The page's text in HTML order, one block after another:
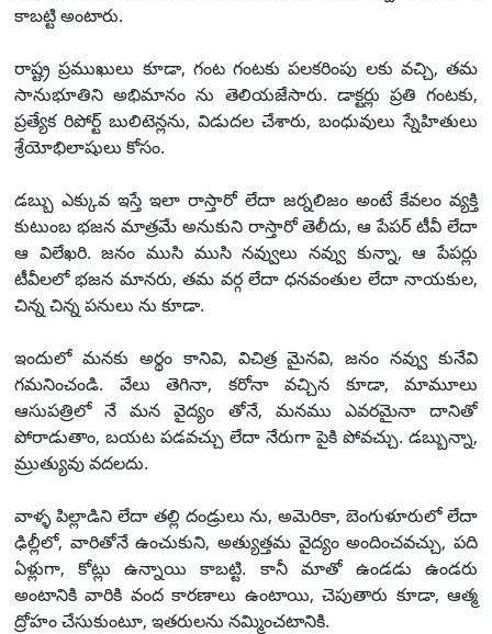
కాబట్టి అంటారు.
రాష్ట్ర ప్రముఖులు కూడా, గంట గంటకు పలకరింపు లకు వచ్చి, తమ
సానుభూతిని అభిమానం ను తెలియజేసారు. డాక్టర్లు ప్రతి గంటకు,
ప్రత్యేక రిపోర్ట్ బులిటెన్లను, విడుదల చేశారు, బంధువులు స్నేహితులు
శ్రేయోభిలాషులు కోసం.
డబ్బు ఎక్కువ ఇస్తే ఇలా రాస్తారో లేదా జర్నలిజం అంటే కేవలం వ్యక్తి
కుటుంబ భజన మాత్రమే అనుకుని రాస్తారో తెలీదు, ఆ పేపర్ టీవీ లేదా
ఆ విలేఖరి. జనం ముసి ముసి నవ్వులు నవ్వు కున్నా, ఆ పేపర్లు
టీవీలలో భజన మానరు, తమ వర్గ లేదా ధనవంతుల లేదా నాయకుల,
చిన్న చిన్న పనులు ను కూడా.
ఇందులో మనకు అర్థం కానివి, విచిత్ర మైనవి, జనం నవ్వు కునేవి
గమనించండి. వేలు తెగినా, కరోనా వచ్చిన కూడా, మామూలు
ఆసుపత్రిలో నే మన వైద్యం తోనే, మనము ఎవరమైనా దానితో
పోరాడుతాం, బయట పడవచ్చు లేదా నేరుగా పైకి పోవచ్చు. డబ్బున్నా,
మ్రుత్యువు వదలదు.
వాళ్ళ పిల్లాడిని లేదా తల్లి దండ్రులు ను, అమెరికా, బెంగుళూరులో లేదా
ఢిల్లీలో, వారితోనే ఉంచుకుని, అత్యుత్తమ వైద్యం అందించవచ్చు, పది
ఏళ్లుగా, కోట్లు ఉన్నాయి కాబట్టి. కానీ మాతో ఉండడు ఉండరు
అంటానికి వారికి వంద కారణాలు ఉంటాయి, చెపుతారు కూడా, ఆత్మ
ద్రోహం చేసుకుంటూ, ఇతరులను నమ్మించటానికి.